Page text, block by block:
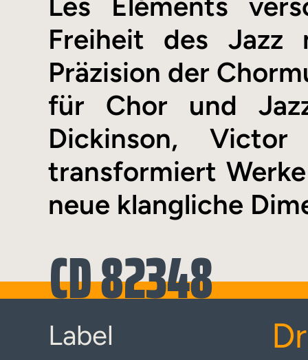
Freiheit des Jazz
Präzision der
für Chor und
Dickinson,
transformiert
neue klangliche
CD 82348
Label